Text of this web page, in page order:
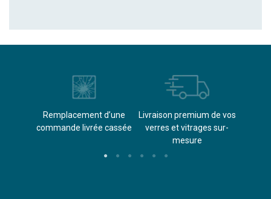
Remplacement d’une
commande livrée cassée​
Livraison premium de vos
verres et vitrages sur-
mesure